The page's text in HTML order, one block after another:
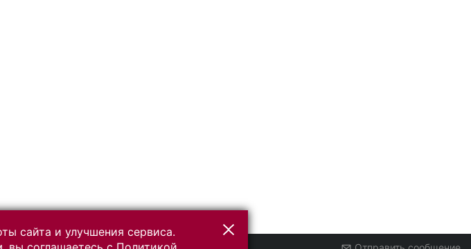
сайта и улучшения сервиса.